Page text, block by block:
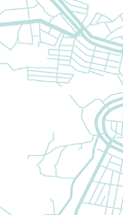
Invited